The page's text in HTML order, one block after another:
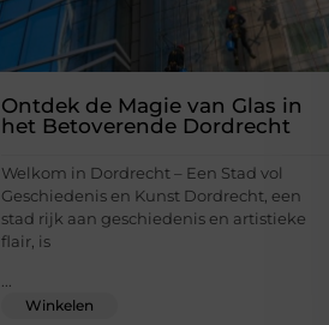
Ontdek de Magie van Glas in
het Betoverende Dordrecht
Welkom in Dordrecht – Een Stad vol
Geschiedenis en Kunst Dordrecht, een
stad rijk aan geschiedenis en artistieke
flair, is
...
Winkelen